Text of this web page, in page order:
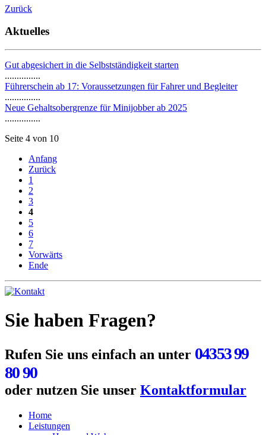
Zurück
Aktuelles
Gut abgesichert in die Selbstständigkeit starten
...............
Führerschein ab 17: Voraussetzungen für Fahrer und Begleiter
...............
Neue Gehaltsobergrenze für Minijobber ab 2025
...............
Seite 4 von 10
Anfang
Zurück
1
2
3
4
5
6
7
Vorwärts
Ende
Sie haben Fragen?
Rufen Sie uns einfach an unter 04353 99
80 90
oder nutzen Sie unser Kontaktformular
Home
Leistungen